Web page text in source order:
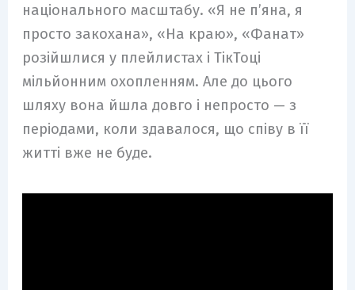
національного масштабу. «Я не п’яна, я
просто закохана», «На краю», «Фанат»
розійшлися у плейлистах і ТікТоці
мільйонним охопленням. Але до цього
шляху вона йшла довго і непросто — з
періодами, коли здавалося, що співу в її
житті вже не буде.